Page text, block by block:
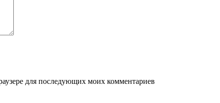
для последующих моих комментариев